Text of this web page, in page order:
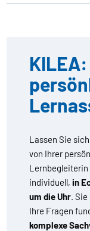
Lassen Sie
von Ihrer
individuell, in
um die Uhr. Sie
Ihre Fragen
komplexe